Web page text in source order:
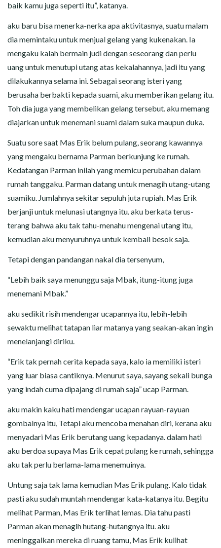
baik kamu juga seperti itu”, katanya.
aku baru bisa menerka-nerka apa aktivitasnya, suatu malam
dia memintaku untuk menjual gelang yang kukenakan. Ia
mengaku kalah bermain judi dengan seseorang dan perlu
uang untuk menutupi utang atas kekalahannya, jadi itu yang
dilakukannya selama ini. Sebagai seorang isteri yang
berusaha berbakti kepada suami, aku memberikan gelang itu.
Toh dia juga yang membelikan gelang tersebut. aku memang
diajarkan untuk menemani suami dalam suka maupun duka.
Suatu sore saat Mas Erik belum pulang, seorang kawannya
yang mengaku bernama Parman berkunjung ke rumah.
Kedatangan Parman inilah yang memicu perubahan dalam
rumah tanggaku. Parman datang untuk menagih utang-utang
suamiku. Jumlahnya sekitar sepuluh juta rupiah. Mas Erik
berjanji untuk melunasi utangnya itu. aku berkata terus-
terang bahwa aku tak tahu-menahu mengenai utang itu,
kemudian aku menyuruhnya untuk kembali besok saja.
Tetapi dengan pandangan nakal dia tersenyum,
“Lebih baik saya menunggu saja Mbak, itung-itung juga
menemani Mbak.”
aku sedikit risih mendengar ucapannya itu, lebih-lebih
sewaktu melihat tatapan liar matanya yang seakan-akan ingin
menelanjangi diriku.
“Erik tak pernah cerita kepada saya, kalo ia memiliki isteri
yang luar biasa cantiknya. Menurut saya, sayang sekali bunga
yang indah cuma dipajang di rumah saja” ucap Parman.
aku makin kaku hati mendengar ucapan rayuan-rayuan
gombalnya itu, Tetapi aku mencoba menahan diri, kerana aku
menyadari Mas Erik berutang uang kepadanya. dalam hati
aku berdoa supaya Mas Erik cepat pulang ke rumah, sehingga
aku tak perlu berlama-lama menemuinya.
Untung saja tak lama kemudian Mas Erik pulang. Kalo tidak
pasti aku sudah muntah mendengar kata-katanya itu. Begitu
melihat Parman, Mas Erik terlihat lemas. Dia tahu pasti
Parman akan menagih hutang-hutangnya itu. aku
meninggalkan mereka di ruang tamu, Mas Erik kulihat